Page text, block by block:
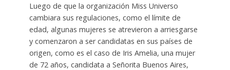
Luego de que la organización Miss Universo
cambiara sus regulaciones, como el límite de
edad, algunas mujeres se atrevieron a arriesgarse
y comenzaron a ser candidatas en sus países de
origen, como es el caso de Iris Amelia, una mujer
de 72 años, candidata a Señorita Buenos Aires,